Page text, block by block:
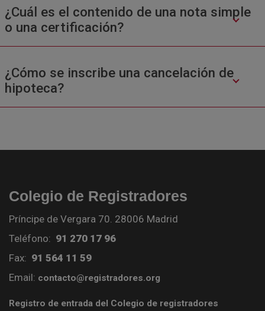
¿Cuál es el contenido de una nota simple
o una certificación?
¿Cómo se inscribe una cancelación de
hipoteca?
Colegio de Registradores
Príncipe de Vergara 70. 28006 Madrid
Teléfono: 91 270 17 96
Fax: 91 564 11 59
Email: contacto@registradores.org
Registro de entrada del Colegio de registradores